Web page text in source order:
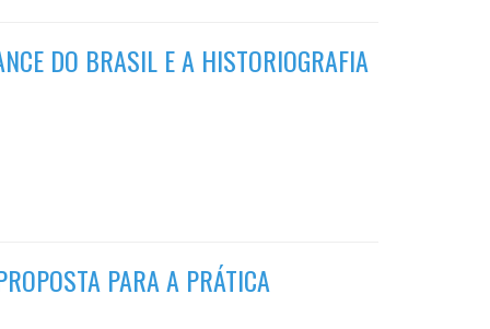
DO BRASIL E A HISTORIOGRAFIA
PARA A PRÁTICA